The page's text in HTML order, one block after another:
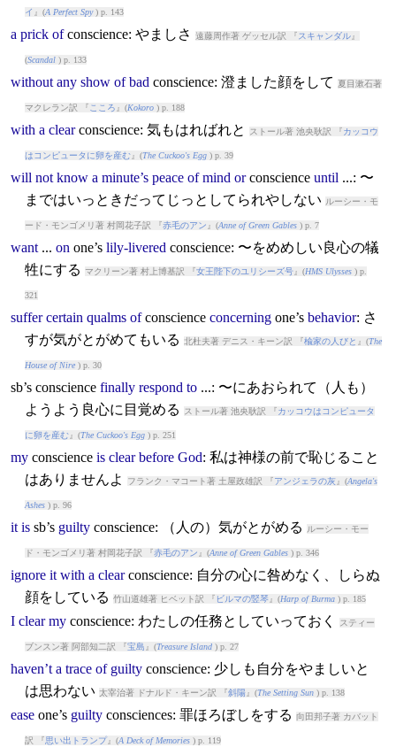
イ 』(A Perfect Spy) p. 143
a prick of conscience: やましさ 遠藤周作著 ゲッセル訳 『スキャンダル』
(Scandal) p. 133
without any show of bad conscience: 澄ました顔をして 夏目漱石著
マクレラン訳 『 こころ 』(Kokoro) p. 188
with a clear conscience: 気もはればれと ストール著 池央耿訳 『カッコウ
はコンピュータに卵を産む』(The Cuckoo's Egg) p. 39
will not know a minute’s peace of mind or conscience until ...: 〜
まではいっときだってじっとしてられやしない
ルーシー・モ
ード・モンゴメリ著 村岡花子訳 『赤毛のアン 』(Anne of Green Gables) p. 7
want... on one’s lily-livered conscience: 〜をめめしい良心の犠
牲にする
マクリーン著 村上博基訳 『女王陛下のユリシーズ号』(HMS Ulysses) p.
321
suffer certain qualms of conscience concerningone’s behavior: さ
すが気がとがめてもいる 北杜夫著 デニス・キーン訳 『楡家の人びと 』(The
House of Nire) p. 30
sb’s conscience finally respond to...: 〜にあおられて（人も）
ようよう良心に目覚める
ストール著 池央耿訳 『カッコウはコンピュータ
に卵を産む』(The Cuckoo's Egg) p. 251
my conscience is clear before God: 私は神様の前で恥じること
はありませんよ
フランク・マコート著 土屋政雄訳 『アンジェラの灰』(Angela's
Ashes) p. 96
it issb’s guilty conscience: （人の）気がとがめる ルーシー・モー
ド・モンゴメリ著 村岡花子訳 『赤毛のアン 』(Anne of Green Gables) p. 346
ignore it with a clear conscience: 自分の心に咎めなく、しらぬ
顔をしている 竹山道雄著 ヒベット訳 『 ビルマの竪琴』(Harp of Burma) p. 185
I clear my conscience: わたしの任務としていっておく スティー
ブンスン著 阿部知二訳 『宝島 』(Treasure Island) p. 27
haven’t a trace of guilty conscience: 少しも自分をやましいと
は思わない 太宰治著 ドナルド・キーン訳 『斜陽』(The Setting Sun) p. 138
easeone’s guilty consciences: 罪ほろぼしをする 向田邦子著 カバット
訳 『思い出トランプ』(A Deck of Memories) p. 119